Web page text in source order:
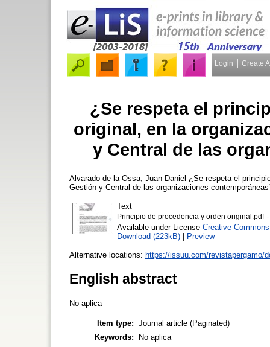
Login Create
¿Se respeta el
original, en la
y Central de las
Alvarado de la Ossa, Juan Daniel ¿Se respeta el
Gestión y Central de las organizaciones
Text
Principio de procedencia y orden original.pdf-
Available under License Creative
Download (223kB) | Preview
Alternative locations: https://issuu.com/revistapergamo/
English abstract
No aplica
Item type: Journal article (Paginated)
Keywords:
No aplica